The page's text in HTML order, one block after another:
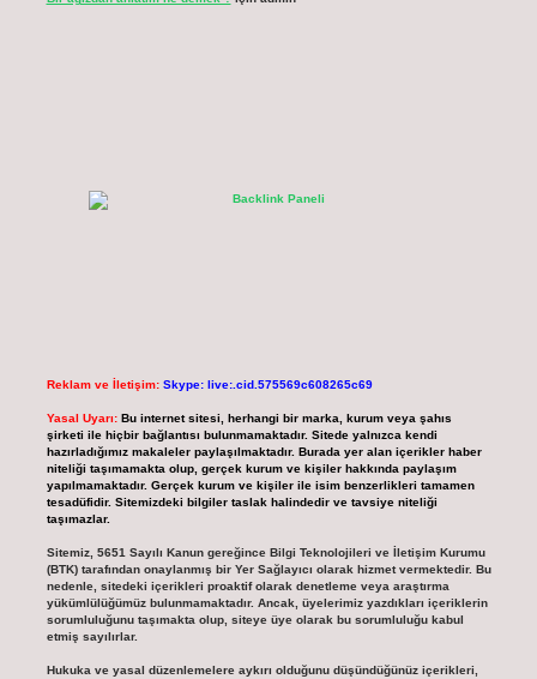
Reklam ve İletişim: Skype: live:.cid.575569c608265c69
Yasal Uyarı: Bu internet sitesi, herhangi bir marka, kurum veya şahıs
şirketi ile hiçbir bağlantısı bulunmamaktadır. Sitede yalnızca kendi
hazırladığımız makaleler paylaşılmaktadır. Burada yer alan içerikler haber
niteliği taşımamakta olup, gerçek kurum ve kişiler hakkında paylaşım
yapılmamaktadır. Gerçek kurum ve kişiler ile isim benzerlikleri tamamen
tesadüfidir. Sitemizdeki bilgiler taslak halindedir ve tavsiye niteliği
taşımazlar.
Sitemiz, 5651 Sayılı Kanun gereğince Bilgi Teknolojileri ve İletişim Kurumu
(BTK) tarafından onaylanmış bir Yer Sağlayıcı olarak hizmet vermektedir. Bu
nedenle, sitedeki içerikleri proaktif olarak denetleme veya araştırma
yükümlülüğümüz bulunmamaktadır. Ancak, üyelerimiz yazdıkları içeriklerin
sorumluluğunu taşımakta olup, siteye üye olarak bu sorumluluğu kabul
etmiş sayılırlar.
Hukuka ve yasal düzenlemelere aykırı olduğunu düşündüğünüz içerikleri,